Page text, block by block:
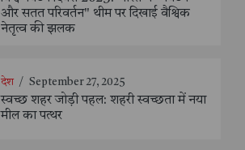
और सतत परिवर्तन" थीम पर दिखाई वैश्विक
नेतृत्व की झलक
देश / September 27, 2025
स्वच्छ शहर जोड़ी पहल: शहरी स्वच्छता में नया
मील का पत्थर